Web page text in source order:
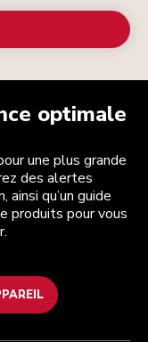
optimale
une plus grande
des alertes
ainsi qu’un guide
produits pour vous